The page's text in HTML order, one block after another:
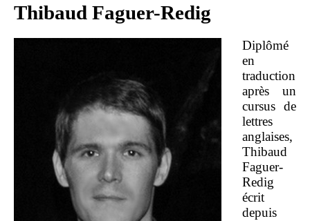
Thibaud Faguer-Redig
Diplômé
en
traduction
après un
cursus de
lettres
anglaises,
Thibaud
Faguer-
Redig
écrit
depuis